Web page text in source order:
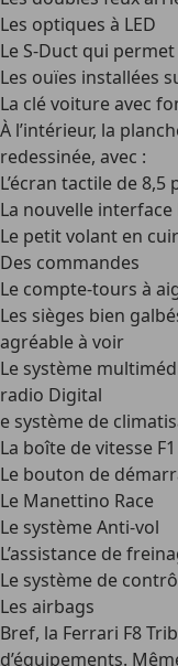
Les optiques à LED
Le S-Duct qui
Les ouïes installées
La clé voiture avec
À l’intérieur, la
redessinée, avec :
L’écran tactile de
La nouvelle
Le petit volant en
Des commandes
Le compte-tours à
Les sièges bien
agréable à voir
Le système
radio Digital
e système de
La boîte de vitesse
Le bouton de
Le Manettino Race
Le système Anti-vol
L’assistance de
Le système de
Les airbags
Bref, la Ferrari F8
d’équipements.